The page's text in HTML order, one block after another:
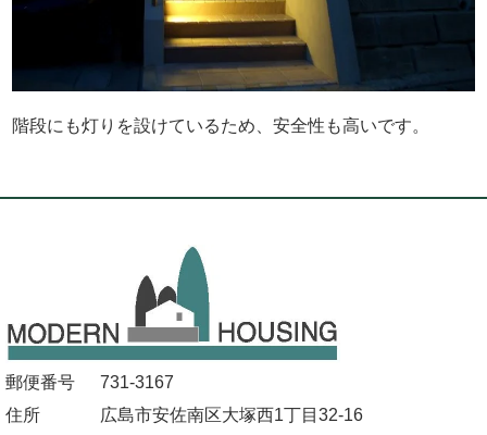
階段にも灯りを設けているため、安全性も高いです。
郵便番号
731-3167
住所
広島市安佐南区大塚西1丁目32-16